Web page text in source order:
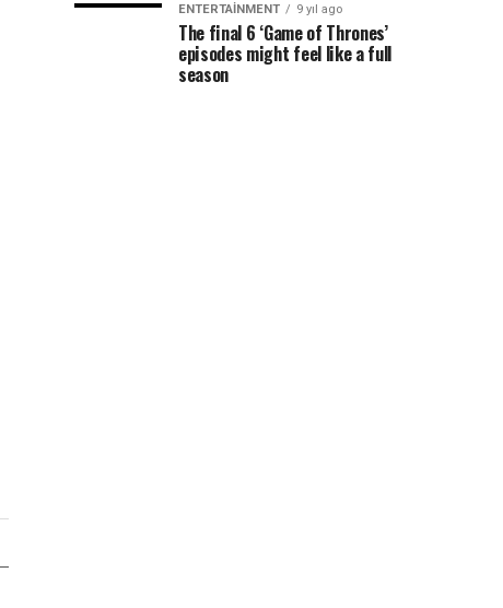
ENTERTAINMENT 9 yıl ago
The final 6 ‘Game of Thrones’
episodes might feel like a full
season